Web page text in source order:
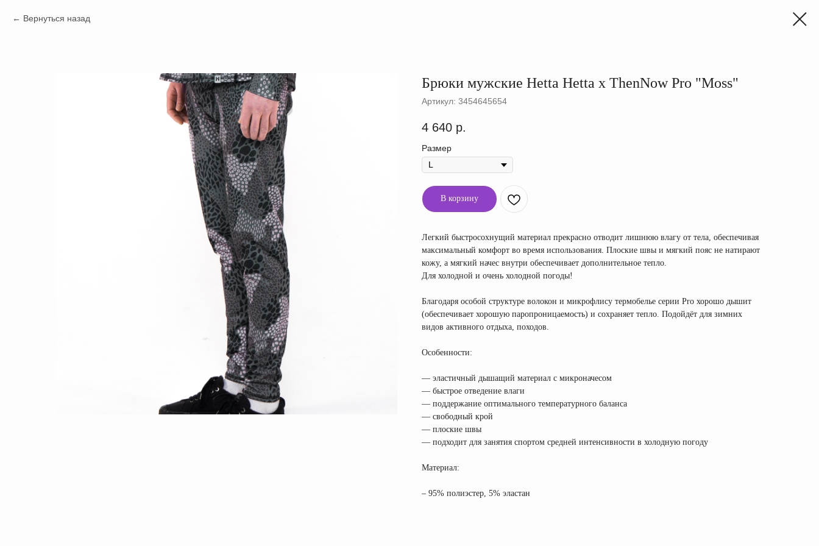
Вернуться назад
Брюки мужские Hetta Hetta x ThenNow Pro "Moss"
Артикул: 3454645654
4 640 р.
Размер
В корзину
Легкий быстросохнущий материал прекрасно отводит лишнюю влагу от тела, обеспечивая
максимальный комфорт во время использования. Плоские швы и мягкий пояс не натирают
кожу, а мягкий начес внутри обеспечивает дополнительное тепло.
Для холодной и очень холодной погоды!
Благодаря особой структуре волокон и микрофлису термобелье серии Pro хорошо дышит
(обеспечивает хорошую паропроницаемость) и сохраняет тепло. Подойдёт для зимних
видов активного отдыха, походов.
Особенности:
— эластичный дышащий материал с микроначесом
— быстрое отведение влаги
— поддержание оптимального температурного баланса
— свободный крой
— плоские швы
— подходит для занятия спортом средней интенсивности в холодную погоду
Материал:
– 95% полиэстер, 5% эластан